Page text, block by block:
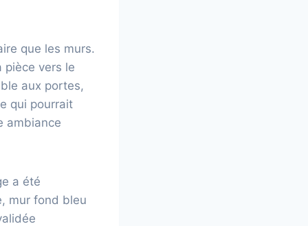
que les murs.
pièce vers le
aux portes,
qui pourrait
ambiance
a été
mur fond bleu